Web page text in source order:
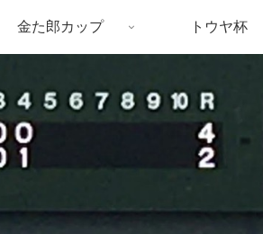
金た郎カップ トウヤ杯